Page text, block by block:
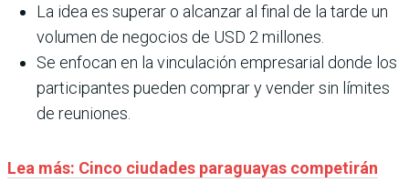
La idea es superar o alcanzar al final de la tarde un
volumen de negocios de USD 2 millones.
Se enfocan en la vinculación empresarial donde los
participantes pueden comprar y vender sin límites
de reuniones.
Lea más: Cinco ciudades paraguayas competirán